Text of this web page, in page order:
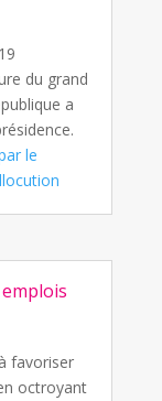
du grand
a
le
favoriser
octroyant